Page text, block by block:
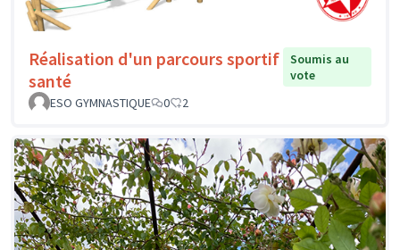
Réalisation d'un parcours sportif
santé
Soumis au
vote
ESO GYMNASTIQUE
0 2